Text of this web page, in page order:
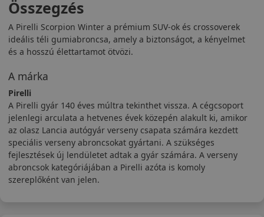
Összegzés
A Pirelli Scorpion Winter a prémium SUV-ok és crossoverek
ideális téli gumiabroncsa, amely a biztonságot, a kényelmet
és a hosszú élettartamot ötvözi.
A márka
Pirelli
A Pirelli gyár 140 éves múltra tekinthet vissza. A cégcsoport
jelenlegi arculata a hetvenes évek közepén alakult ki, amikor
az olasz Lancia autógyár verseny csapata számára kezdett
speciális verseny abroncsokat gyártani. A szükséges
fejlesztések új lendületet adtak a gyár számára. A verseny
abroncsok kategóriájában a Pirelli azóta is komoly
szereplőként van jelen.